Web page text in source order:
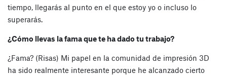
tiempo, llegarás al punto en el que estoy yo o incluso lo
superarás.
¿Cómo llevas la fama que te ha dado tu trabajo?
¿Fama? (Risas) Mi papel en la comunidad de impresión 3D
ha sido realmente interesante porque he alcanzado cierto